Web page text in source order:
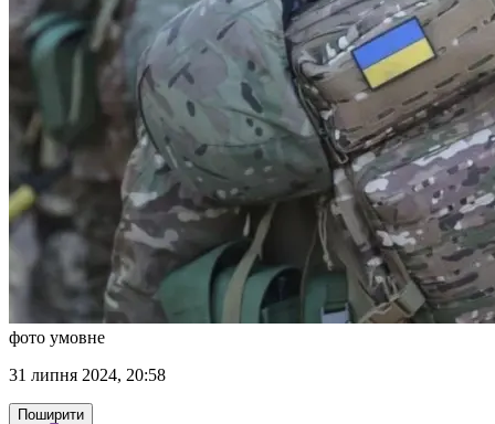
фото умовне
31 липня 2024, 20:58
Поширити